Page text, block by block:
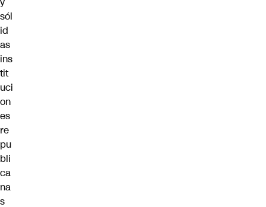
sól
id
as
ins
tit
uci
on
es
re
pu
bli
ca
na
s